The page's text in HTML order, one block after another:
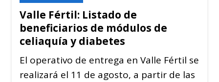
Valle Fértil: Listado de
beneficiarios de módulos de
celiaquía y diabetes
El operativo de entrega en Valle Fértil se
realizará el 11 de agosto, a partir de las